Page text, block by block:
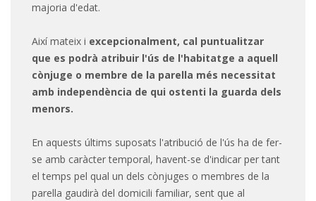
majoria d'edat.
Així mateix i excepcionalment, cal puntualitzar
que es podrà atribuir l'ús de l'habitatge a aquell
cònjuge o membre de la parella més necessitat
amb independència de qui ostenti la guarda dels
menors.
En aquests últims suposats l'atribució de l'ús ha de fer-
se amb caràcter temporal, havent-se d'indicar per tant
el temps pel qual un dels cònjuges o membres de la
parella gaudirà del domicili familiar, sent que al